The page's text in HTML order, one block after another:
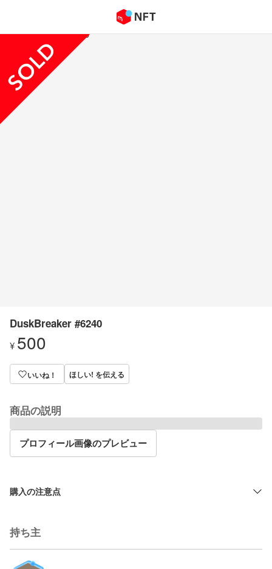
DuskBreaker #6240
¥ 500
いいね！ ほしい! を伝える
商品の説明
プロフィール画像のプレビュー
購入の注意点
持ち主